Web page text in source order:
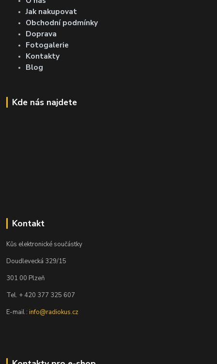
Jak nakupovat
Obchodní podmínky
Doprava
Fotogalerie
Kontakty
Blog
Kde nás najdete
Kontakt
Kůs elektronické součástky
Doudlevecká 329/15
301 00 Plzeň
Tel. + 420 377 325 607
E-mail :info@radiokus.cz